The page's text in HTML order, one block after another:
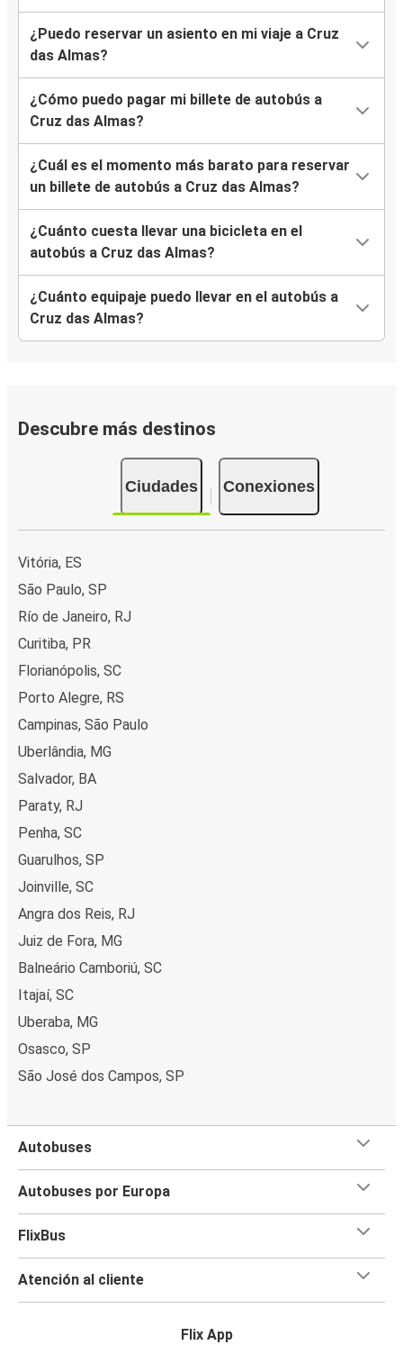
¿Puedo reservar un asiento en mi viaje a Cruz
das Almas?
¿Cómo puedo pagar mi billete de autobús a
Cruz das Almas?
¿Cuál es el momento más barato para reservar
un billete de autobús a Cruz das Almas?
¿Cuánto cuesta llevar una bicicleta en el
autobús a Cruz das Almas?
¿Cuánto equipaje puedo llevar en el autobús a
Cruz das Almas?
Descubre más destinos
Ciudades Conexiones
Vitória, ES
São Paulo, SP
Río de Janeiro, RJ
Curitiba, PR
Florianópolis, SC
Porto Alegre, RS
Campinas, São Paulo
Uberlândia, MG
Salvador, BA
Paraty, RJ
Penha, SC
Guarulhos, SP
Joinville, SC
Angra dos Reis, RJ
Juiz de Fora, MG
Balneário Camboriú, SC
Itajaí, SC
Uberaba, MG
Osasco, SP
São José dos Campos, SP
Autobuses
Autobuses por Europa
FlixBus
Atención al cliente
Flix App